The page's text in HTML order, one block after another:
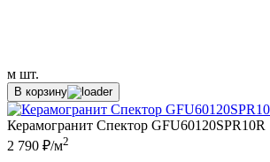
м шт.
В корзину
Керамогранит Спектор GFU60120SPR10R
2 790 ₽/м2